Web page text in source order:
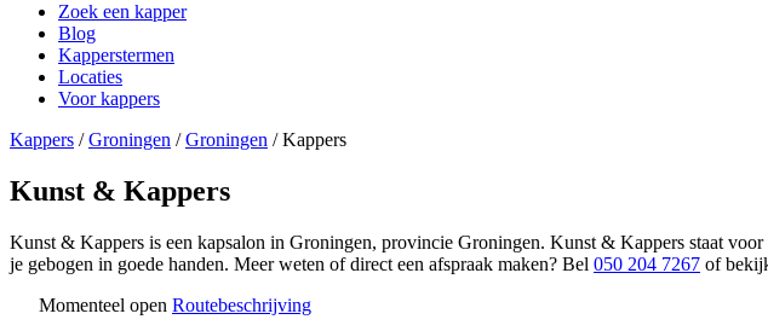
Zoek een kapper
Blog
Kapperstermen
Locaties
Voor kappers
Kappers /Groningen /Groningen /Kappers
Kunst & Kappers
Kunst & Kappers is een kapsalon in Groningen, provincie Groningen. Kunst & Kappers staat
je gebogen in goede handen. Meer weten of direct een afspraak maken? Bel 050 204 7267 of
Momenteel open Routebeschrijving